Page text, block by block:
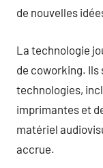
de nouvelles
La technologie
de coworking. Ils
technologies,
imprimantes et
matériel
accrue.